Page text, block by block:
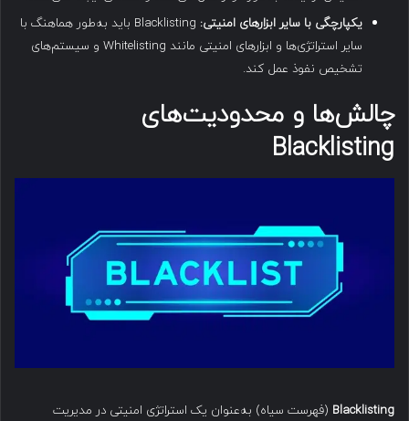
یکپارچگی با سایر ابزارهای امنیتی:
Blacklisting باید به‌طور هماهنگ با
سایر استراتژی‌ها و ابزارهای امنیتی مانند Whitelisting و سیستم‌های
تشخیص نفوذ عمل کند.
چالش‌ها و محدودیت‌های
Blacklisting
Blacklisting (فهرست سیاه) به‌عنوان یک استراتژی امنیتی در مدیریت